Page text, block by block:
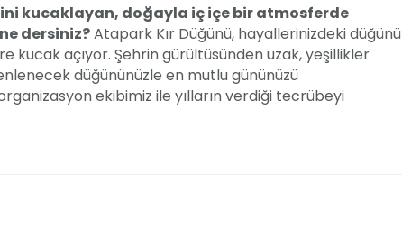
kucaklayan, doğayla iç içe bir atmosferde
dersiniz?Atapark Kır Düğünü, hayallerinizdeki düğünü
kucak açıyor. Şehrin gürültüsünden uzak, yeşillikler
düğününüzle en mutlu gününüzü
ekibimiz ile yılların verdiği tecrübeyi
halı üzerinde yürüyüş yaparak dans pistine